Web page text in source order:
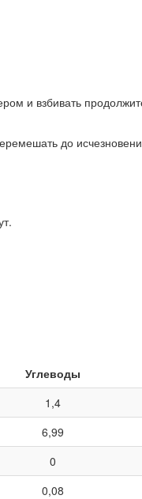
и взбивать
до
Углеводы
1,4
6,99
0
0,08